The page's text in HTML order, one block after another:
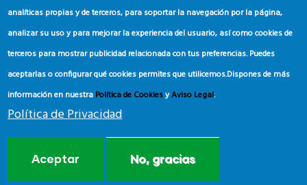
Aviso Legal
Política de Cookies
analíticas propias y de terceros, para soportar la navegación por la página,
analizar su uso y para mejorar la experiencia del usuario, así como cookies de
terceros para mostrar publicidad relacionada con tus preferencias. Puedes
aceptarlas o configurar qué cookies permites que utilicemos.Dispones de más
información en nuestra Política de CookiesyAviso Legal.
Política de Privacidad
Aceptar No, gracias